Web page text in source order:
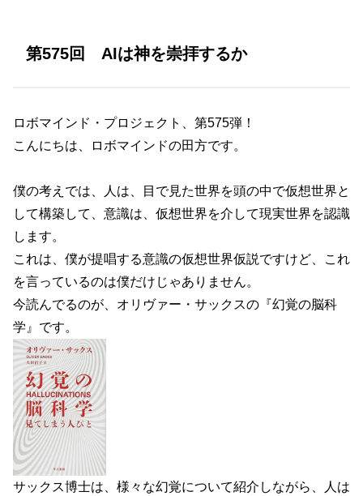
第575回 AIは神を崇拝するか
ロボマインド・プロジェクト、第575弾！
こんにちは、ロボマインドの田方です。
僕の考えでは、人は、目で見た世界を頭の中で仮想世界と
して構築して、意識は、仮想世界を介して現実世界を認識
します。
これは、僕が提唱する意識の仮想世界仮説ですけど、これ
を言っているのは僕だけじゃありません。
今読んでるのが、オリヴァー・サックスの『幻覚の脳科
学』です。
サックス博士は、様々な幻覚について紹介しながら、人は